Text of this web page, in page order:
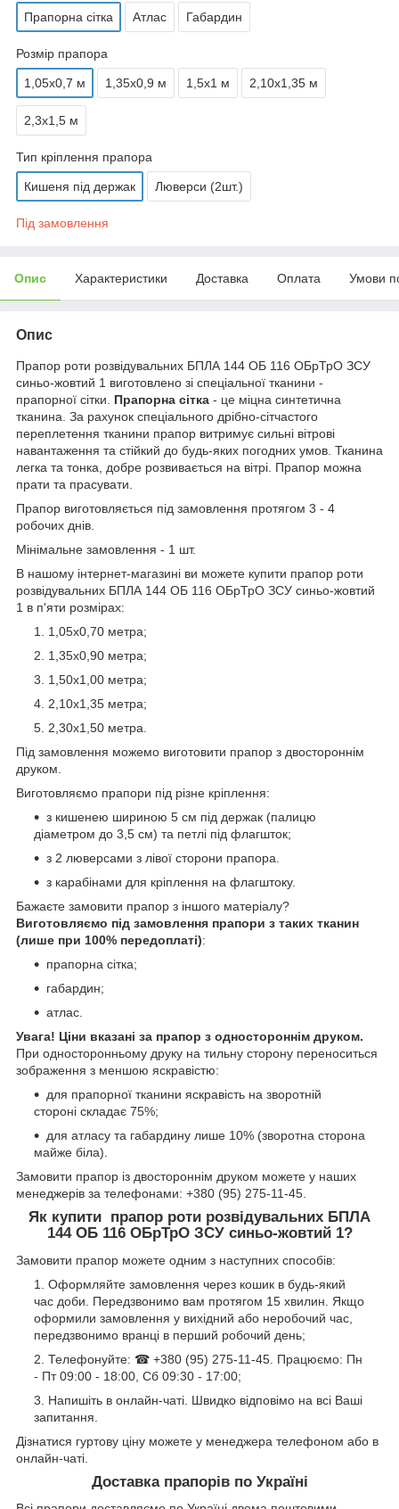
Прапорна сітка Атлас Габардин
Розмір прапора
1,05х0,7 м 1,35х0,9 м 1,5х1 м 2,10х1,35 м
2,3х1,5 м
Тип кріплення прапора
Кишеня під держак Люверси (2шт.)
Під замовлення
Опис Характеристики Доставка Оплата Умови
Опис
Прапор роти розвідувальних БПЛА 144 ОБ 116 ОБрТрО ЗСУ
синьо-жовтий 1 виготовлено зі спеціальної тканини -
прапорної сітки. Прапорна сітка - це міцна синтетична
тканина. За рахунок спеціального дрібно-сітчастого
переплетення тканини прапор витримує сильні вітрові
навантаження та стійкий до будь-яких погодних умов. Тканина
легка та тонка, добре розвивається на вітрі. Прапор можна
прати та прасувати.
Прапор виготовляється під замовлення протягом 3 - 4
робочих днів.
Мінімальне замовлення - 1 шт.
В нашому інтернет-магазині ви можете купити прапор роти
розвідувальних БПЛА 144 ОБ 116 ОБрТрО ЗСУ синьо-жовтий
1 в п'яти розмірах:
1,05х0,70 метра;
1,35х0,90 метра;
1,50х1,00 метра;
2,10х1,35 метра;
2,30х1,50 метра.
Під замовлення можемо виготовити прапор з двостороннім
друком.
Виготовляємо прапори під різне кріплення:
з кишенею шириною 5 см під держак (палицю
діаметром до 3,5 см) та петлі під флагшток;
з 2 люверсами з лівої сторони прапора.
з карабінами для кріплення на флагштоку.
Бажаєте замовити прапор з іншого матеріалу?
Виготовляємо під замовлення прапори з таких тканин
(лише при 100% передоплаті):
прапорна сітка;
габардин;
атлас.
Увага! Ціни вказані за прапор з одностороннім друком.
При односторонньому друку на тильну сторону переноситься
зображення з меншою яскравістю:
для прапорної тканини яскравість на зворотній
стороні складає 75%;
для атласу та габардину лише 10% (зворотна сторона
майже біла).
Замовити прапор із двостороннім друком можете у наших
менеджерів за телефонами: +380 (95) 275-11-45.
Як купити прапор роти розвідувальних БПЛА
144 ОБ 116 ОБрТрО ЗСУ синьо-жовтий 1?
Замовити прапор можете одним з наступних способів:
Оформляйте замовлення через кошик в будь-який
час доби. Передзвонимо вам протягом 15 хвилин. Якщо
оформили замовлення у вихідний або неробочий час,
передзвонимо вранці в перший робочий день;
Телефонуйте: ☎ +380 (95) 275-11-45. Працюємо: Пн
- Пт 09:00 - 18:00, Сб 09:30 - 17:00;
Напишіть в онлайн-чаті. Швидко відповімо на всі Ваші
запитання.
Дізнатися гуртову ціну можете у менеджера телефоном або в
онлайн-чаті.
Доставка прапорів по Україні